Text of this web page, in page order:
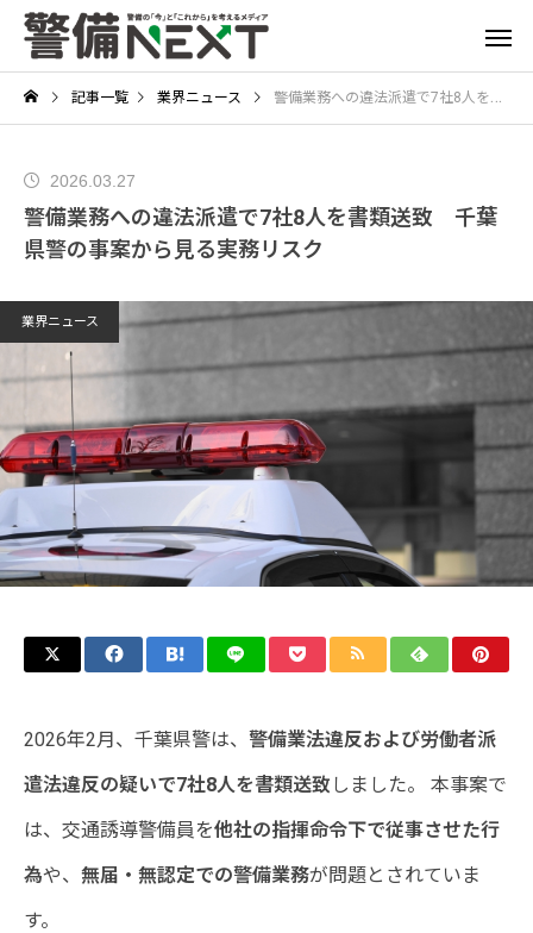
記事一覧 業界ニュース 警備業務への違法派遣で7社8人を書類送致 千葉県警の事案から見る実務リスク
2026.03.27
警備業務への違法派遣で7社8人を書類送致 千葉
県警の事案から見る実務リスク
業界ニュース
2026年2月、千葉県警は、 警備業法違反および労働者派
遣法違反の疑いで7社8人を書類送致 しました。 本事案で
は、交通誘導警備員を他社の指揮命令下で従事させた行
為や、 無届・無認定での警備業務が問題とされていま
す。